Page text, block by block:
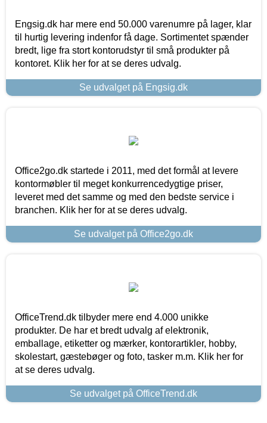
Engsig.dk har mere end 50.000 varenumre på lager, klar
til hurtig levering indenfor få dage. Sortimentet spænder
bredt, lige fra stort kontorudstyr til små produkter på
kontoret. Klik her for at se deres udvalg.
Se udvalget på Engsig.dk
Office2go.dk startede i 2011, med det formål at levere
kontormøbler til meget konkurrencedygtige priser,
leveret med det samme og med den bedste service i
branchen. Klik her for at se deres udvalg.
Se udvalget på Office2go.dk
OfficeTrend.dk tilbyder mere end 4.000 unikke
produkter. De har et bredt udvalg af elektronik,
emballage, etiketter og mærker, kontorartikler, hobby,
skolestart, gæstebøger og foto, tasker m.m. Klik her for
at se deres udvalg.
Se udvalget på OfficeTrend.dk